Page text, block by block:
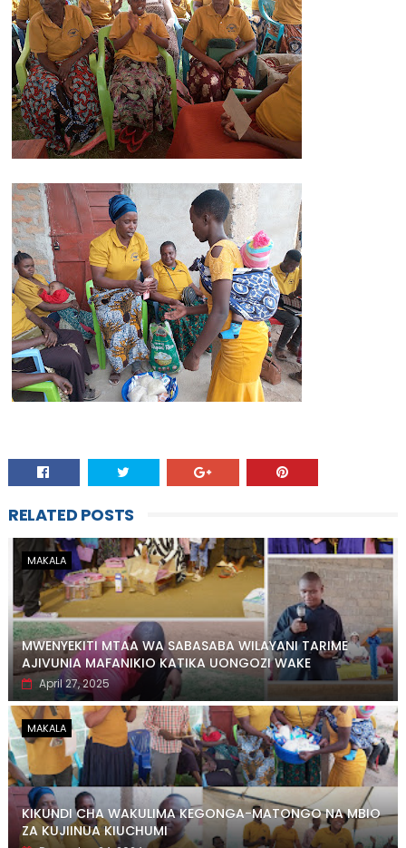
RELATED POSTS
MAKALA
MWENYEKITI MTAA WA SABASABA WILAYANI TARIME
AJIVUNIA MAFANIKIO KATIKA UONGOZI WAKE
April 27, 2025
MAKALA
KIKUNDI CHA WAKULIMA KEGONGA-MATONGO NA MBIO
ZA KUJIINUA KIUCHUMI